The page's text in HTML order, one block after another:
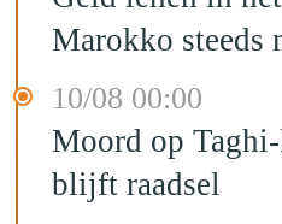
Marokko steeds
10/08 00:00
Moord op
blijft raadsel